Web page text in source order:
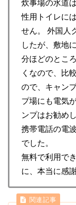
炊事場の水道
性用トイレに
せん。 外国人
したが、敷地
分ほどのとこ
くなので、比
ので、キャン
プ場にも電気
ンプはお勧め
携帯電話の電
でした。
無料で利用で
に、本当に感